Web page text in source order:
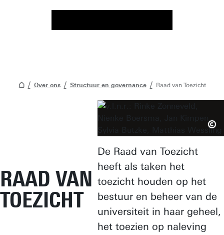
Over ons Structuur en governance Raad van Toezicht
RAAD VAN
TOEZICHT
De Raad van Toezicht
heeft als taken het
toezicht houden op het
bestuur en beheer van de
universiteit in haar geheel,
het toezien op naleving